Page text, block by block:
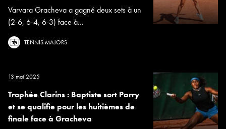
Varvara Gracheva a gagné deux sets à un
(2-6, 6-4, 6-3) face à...
TENNIS MAJORS
13 mai 2025
Trophée Clarins : Baptiste sort Parry
et se qualifie pour les huitièmes de
finale face à Gracheva